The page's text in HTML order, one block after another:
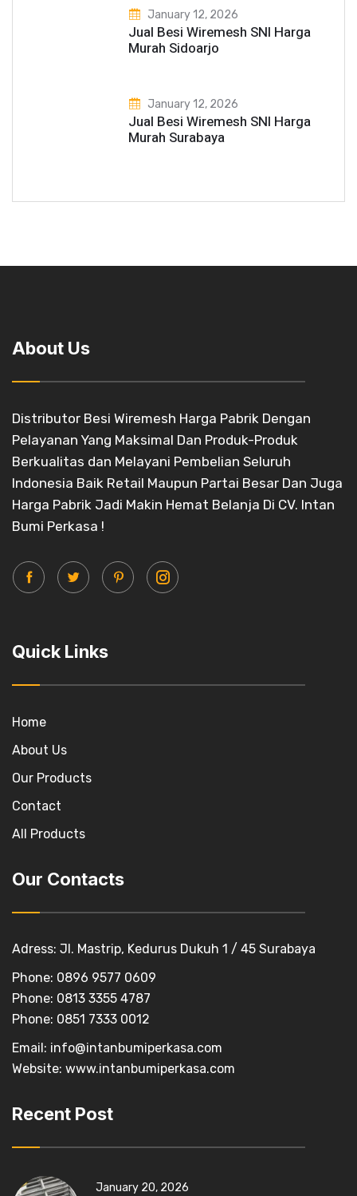
January 12, 2026
Jual Besi Wiremesh SNI Harga
Murah Sidoarjo
January 12, 2026
Jual Besi Wiremesh SNI Harga
Murah Surabaya
About Us
Distributor Besi Wiremesh Harga Pabrik Dengan
Pelayanan Yang Maksimal Dan Produk-Produk
Berkualitas dan Melayani Pembelian Seluruh
Indonesia Baik Retail Maupun Partai Besar Dan Juga
Harga Pabrik Jadi Makin Hemat Belanja Di CV. Intan
Bumi Perkasa !
Quick Links
Home
About Us
Our Products
Contact
All Products
Our Contacts
Adress: Jl. Mastrip, Kedurus Dukuh 1 / 45 Surabaya
Phone: 0896 9577 0609
Phone: 0813 3355 4787
Phone: 0851 7333 0012
Email: info@intanbumiperkasa.com
Website: www.intanbumiperkasa.com
Recent Post
January 20, 2026